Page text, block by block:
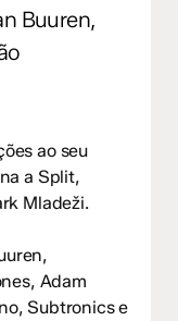
Buuren,
ao seu
a Split,
Mladeži.
Adam
Subtronics e